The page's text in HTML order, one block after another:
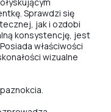
Sprawdzi się
jak i ozdobi
konsystencję, jest
właściwości
wizualne